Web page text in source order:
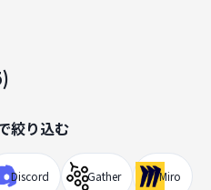
)
絞り込む
Discord Gather Miro